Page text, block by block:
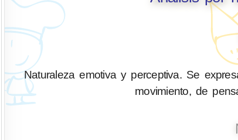
Naturaleza emotiva y perceptiva. Se
movimiento, de